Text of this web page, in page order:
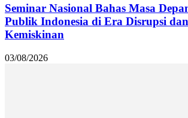
Seminar Nasional Bahas Masa
Publik Indonesia di Era Disrupsi dan
Kemiskinan
03/08/2026